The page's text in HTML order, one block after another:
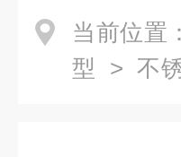
当前位置：
型 > 不